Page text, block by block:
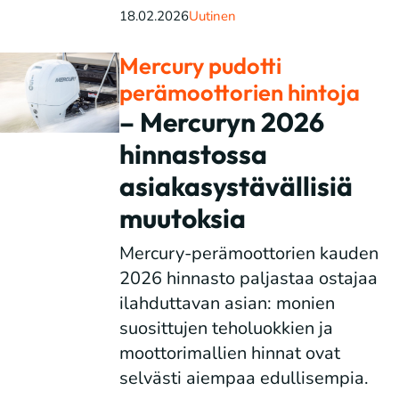
18.02.2026Uutinen
Mercury pudotti
perämoottorien hintoja
– Mercuryn 2026
hinnastossa
asiakasystävällisiä
muutoksia
Mercury-perämoottorien kauden
2026 hinnasto paljastaa ostajaa
ilahduttavan asian: monien
suosittujen teholuokkien ja
moottorimallien hinnat ovat
selvästi aiempaa edullisempia.